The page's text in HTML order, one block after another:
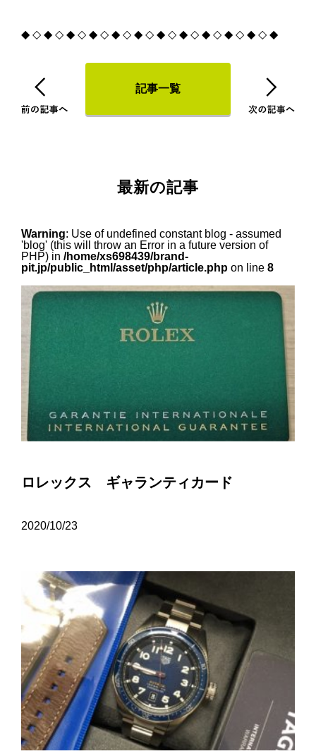
◆ ◇ ◆ ◇ ◆ ◇ ◆ ◇ ◆ ◇ ◆ ◇ ◆ ◇ ◆ ◇ ◆ ◇ ◆ ◇ ◆ ◇ ◆
記事一覧
最新の記事
Warning: Use of undefined constant blog - assumed
'blog' (this will throw an Error in a future version of
PHP) in /home/xs698439/brand-
pit.jp/public_html/asset/php/article.phpon line 8
ロレックス ギャランティカード
2020/10/23